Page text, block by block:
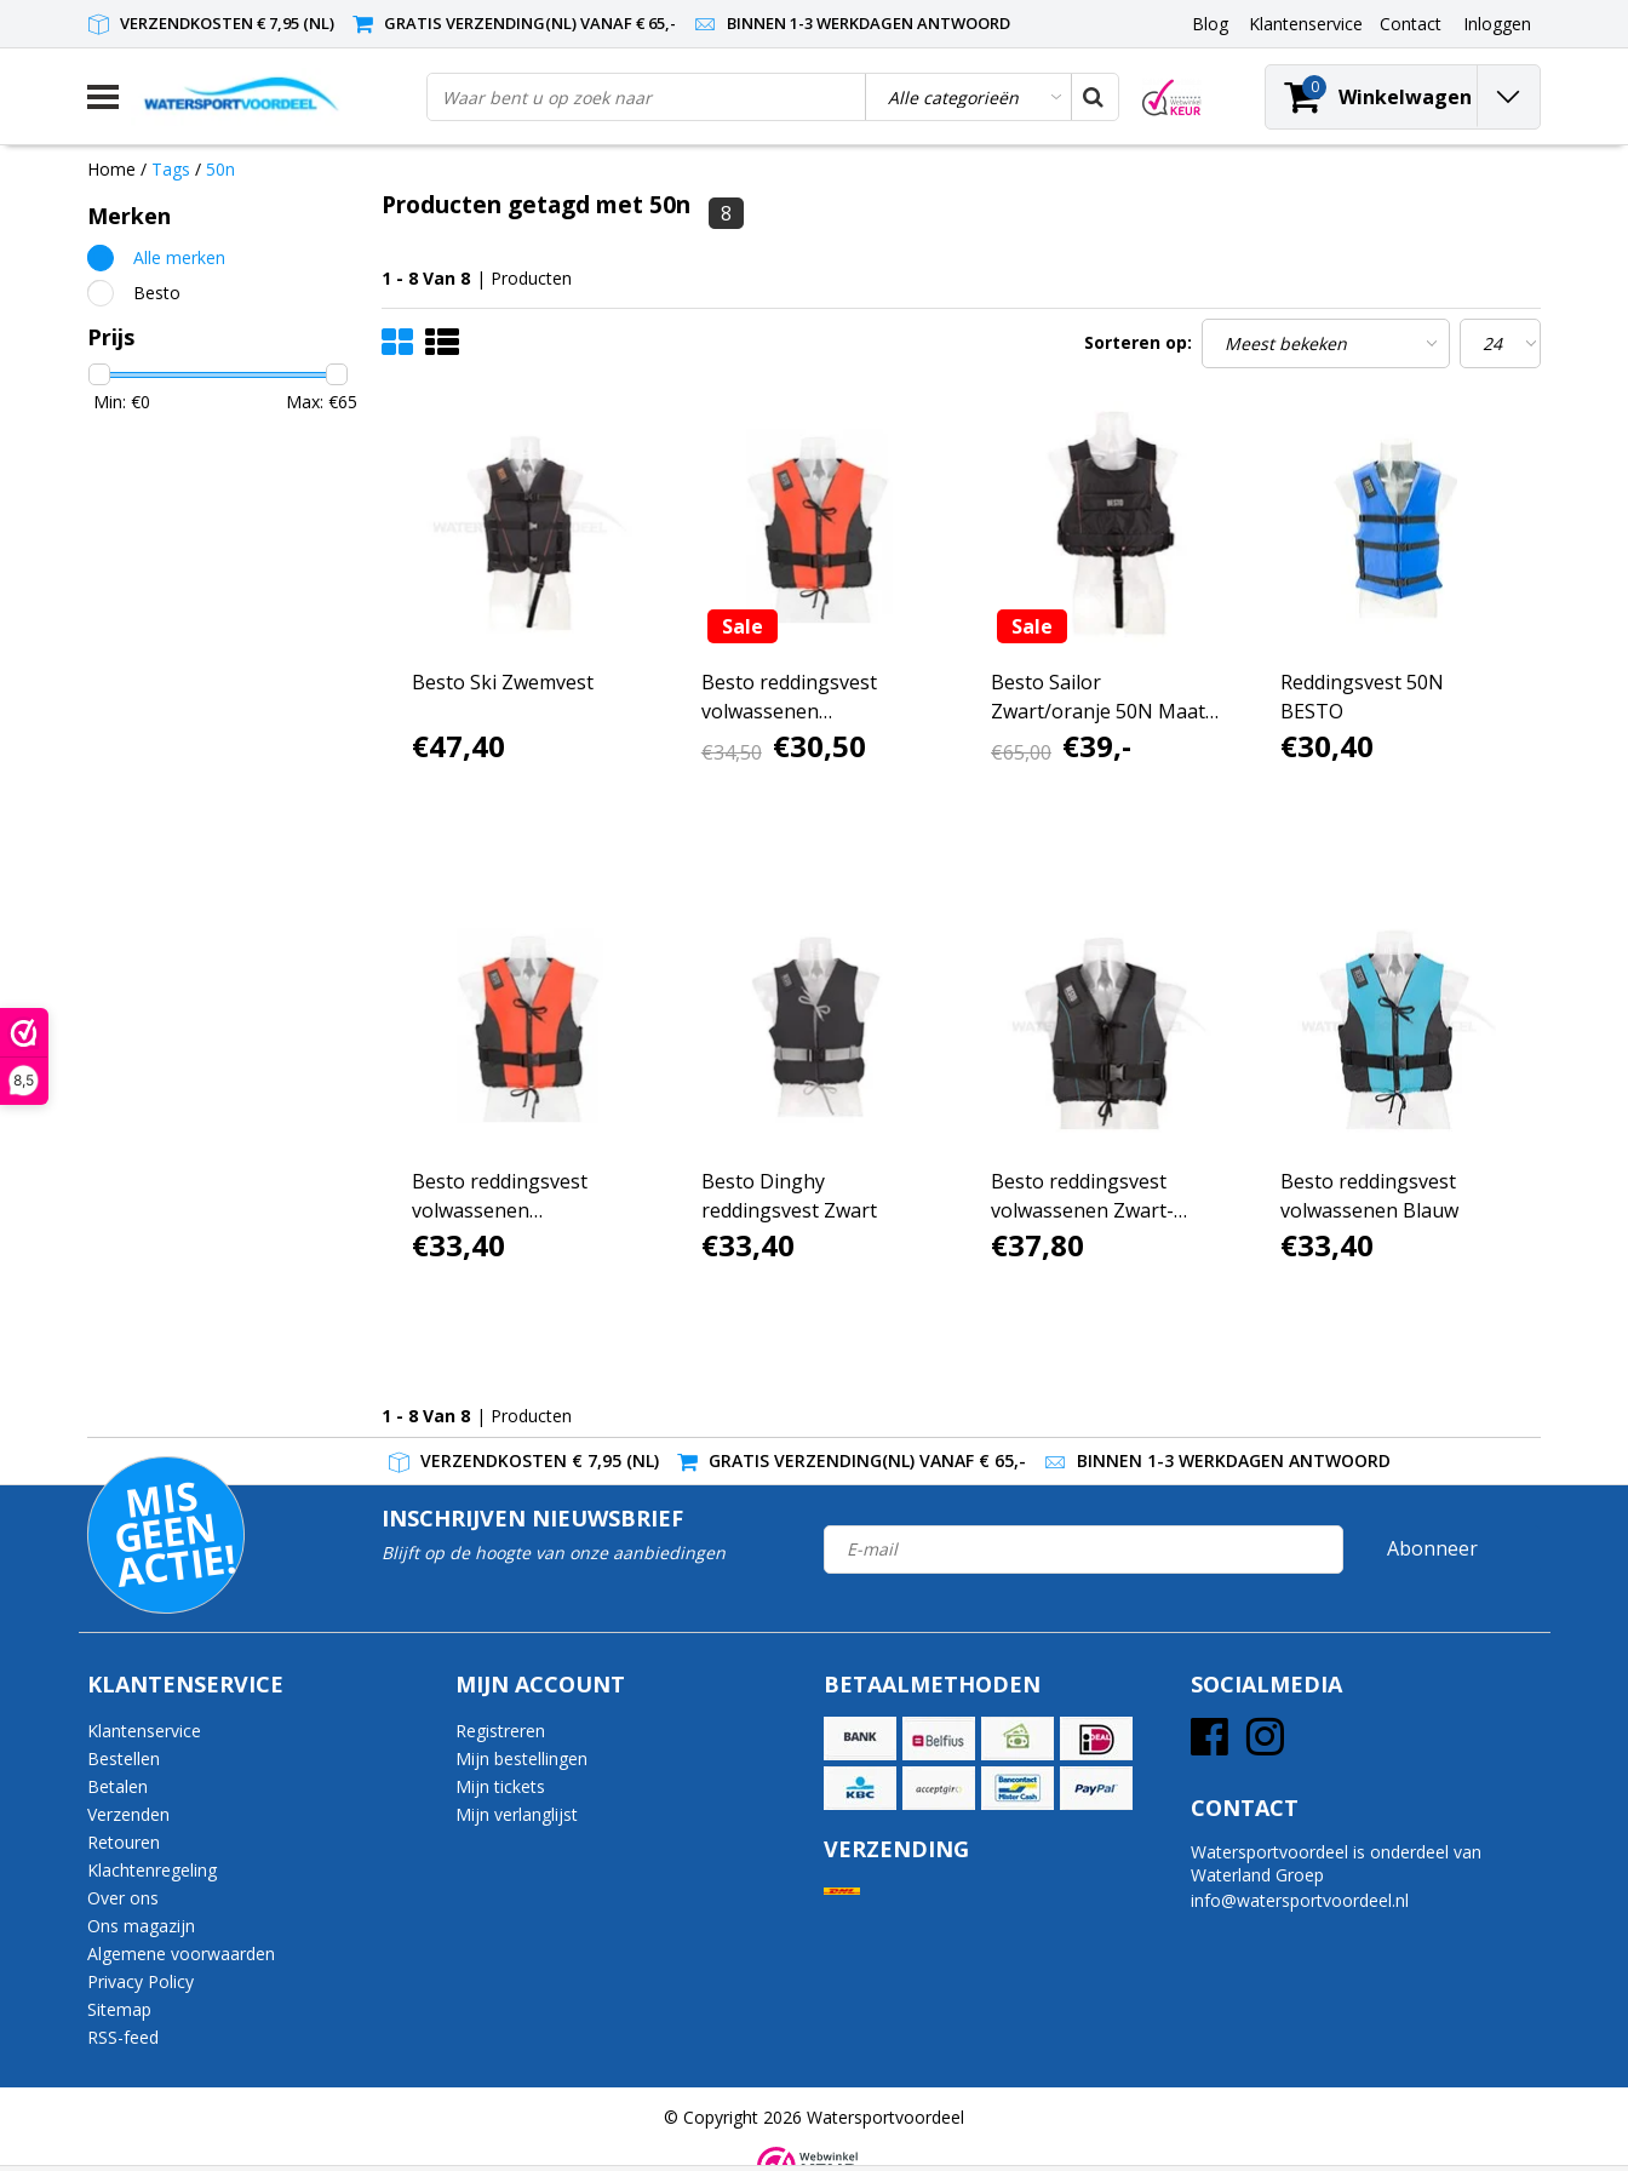
8,5
VERZENDKOSTEN € 7,95 (NL) GRATIS VERZENDING(NL) VANAF € 65,- BINNEN 1-3 WERKDAGEN ANTWOORD Blog Klantenservice Contact Inloggen
0 Winkelwagen
Home / Tags / 50n
Merken
Alle merken
Besto
Prijs
Min: €0 Max: €65
Producten getagd met 50n 8
1 - 8 Van 8 | Producten
Sorteren op:
Besto Ski Zwemvest
€47,40
Sale
Besto reddingsvest
volwassenen
oranje/zwart
€34,50 €30,50
Sale
Besto Sailor
Zwart/oranje 50N Maat:
L
€65,00 €39,-
Reddingsvest 50N
BESTO
€30,40
Besto reddingsvest
volwassenen
oranje/zwart
€33,40
Besto Dinghy
reddingsvest Zwart
€33,40
Besto reddingsvest
volwassenen Zwart-
Blauw
€37,80
Besto reddingsvest
volwassenen Blauw
€33,40
1 - 8 Van 8 | Producten
VERZENDKOSTEN € 7,95 (NL)
GRATIS VERZENDING(NL) VANAF € 65,- BINNEN 1-3 WERKDAGEN ANTWOORD
MI
S
G
E
E
N
A
C
TI
E!
INSCHRIJVEN NIEUWSBRIEF
Blijft op de hoogte van onze aanbiedingen Abonneer
KLANTENSERVICE
Klantenservice
Bestellen
Betalen
Verzenden
Retouren
Klachtenregeling
Over ons
Ons magazijn
Algemene voorwaarden
Privacy Policy
Sitemap
RSS-feed
MIJN ACCOUNT
Registreren
Mijn bestellingen
Mijn tickets
Mijn verlanglijst
BETAALMETHODEN
VERZENDING
SOCIALMEDIA
CONTACT
Watersportvoordeel is onderdeel van
Waterland Groep
info@watersportvoordeel.nl
© Copyright 2026 Watersportvoordeel